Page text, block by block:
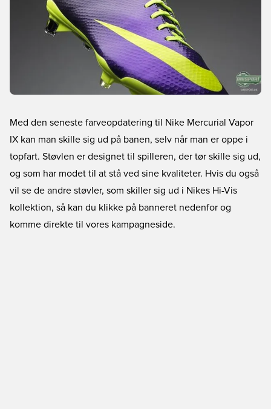
Med den seneste farveopdatering til Nike Mercurial Vapor
IX kan man skille sig ud på banen, selv når man er oppe i
topfart. Støvlen er designet til spilleren, der tør skille sig ud,
og som har modet til at stå ved sine kvaliteter. Hvis du også
vil se de andre støvler, som skiller sig ud i Nikes Hi-Vis
kollektion, så kan du klikke på banneret nedenfor og
komme direkte til vores kampagneside.